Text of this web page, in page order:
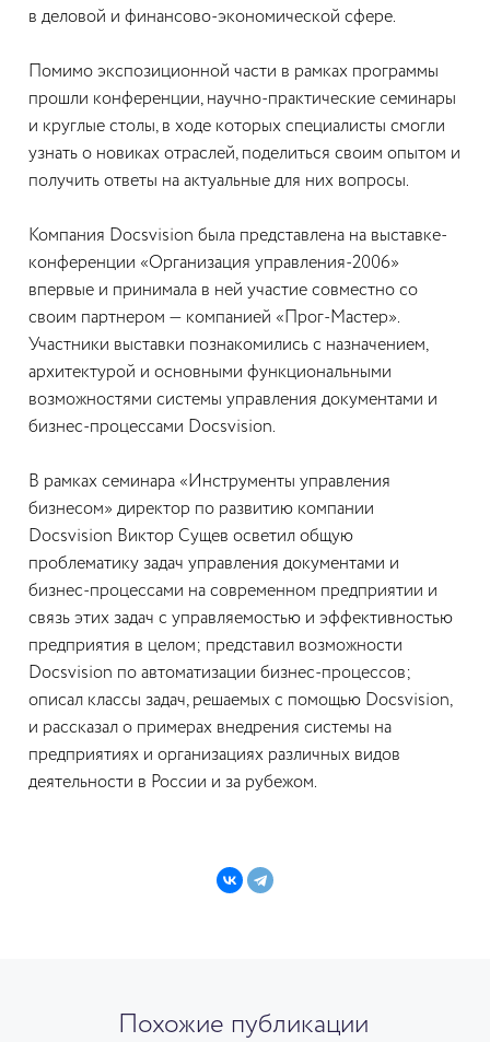
в деловой и финансово-экономической сфере.
Помимо экспозиционной части в рамках программы
прошли конференции, научно-практические семинары
и круглые столы, в ходе которых специалисты смогли
узнать о новиках отраслей, поделиться своим опытом и
получить ответы на актуальные для них вопросы.
Компания Docsvision была представлена на выставке-
конференции «Организация управления-2006»
впервые и принимала в ней участие совместно со
своим партнером — компанией «Прог-Мастер».
Участники выставки познакомились с назначением,
архитектурой и основными функциональными
возможностями системы управления документами и
бизнес-процессами Docsvision.
В рамках семинара «Инструменты управления
бизнесом» директор по развитию компании
Docsvision Виктор Сущев осветил общую
проблематику задач управления документами и
бизнес-процессами на современном предприятии и
связь этих задач с управляемостью и эффективностью
предприятия в целом; представил возможности
Docsvision по автоматизации бизнес-процессов;
описал классы задач, решаемых с помощью Docsvision,
и рассказал о примерах внедрения системы на
предприятиях и организациях различных видов
деятельности в России и за рубежом.
Похожие публикации